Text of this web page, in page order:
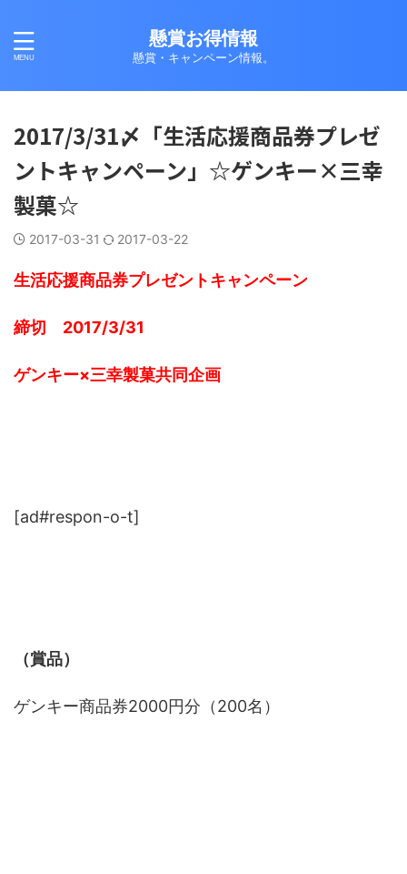
懸賞お得情報
懸賞・キャンペーン情報。
2017/3/31〆「生活応援商品券プレゼ
ントキャンペーン」☆ゲンキー×三幸
製菓☆
2017-03-31 2017-03-22
生活応援商品券プレゼントキャンペーン
締切 2017/3/31
ゲンキー×三幸製菓共同企画
[ad#respon-o-t]
（賞品）
ゲンキー商品券2000円分（200名）